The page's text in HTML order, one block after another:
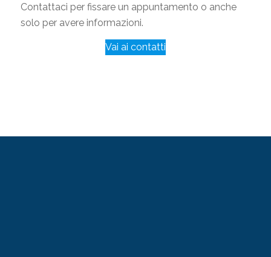
Contattaci per fissare un appuntamento o anche
solo per avere informazioni.
Vai ai contatti